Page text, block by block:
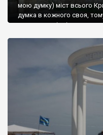
мою думку) міст всього
думка в кожного своя,
запрошую відвідати це